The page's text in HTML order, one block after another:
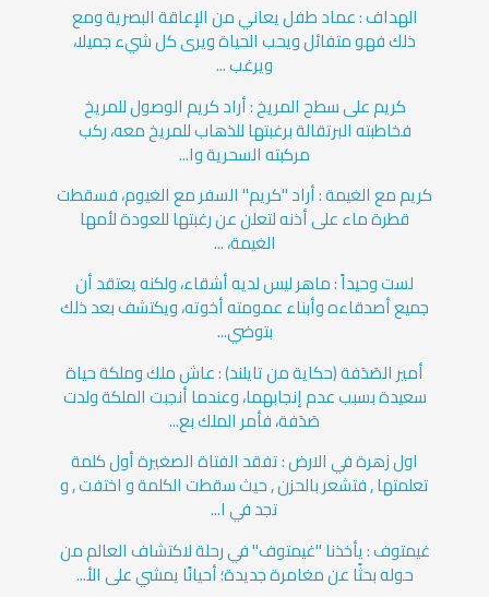
الهداف : عماد طفل يعاني من الإعاقة البصرية ومع
ذلك فهو متفائل ويحب الحياة ويرى كل شيء جميلا،
ويرغب ...
كريم على سطح المريخ : أراد كريم الوصول للمريخ
فخاطبته البرتقالة برغبتها للذهاب للمريخ معه، ركب
مركبته السحرية وا...
كريم مع الغيمة : أراد "كريم" السفر مع الغيوم، فسقطت
قطرة ماء على أذنه لتعلن عن رغبتها للعودة لأمها
الغيمة، ...
لست وحيداً : ماهر ليس لديه أشقاء، ولكنه يعتقد أن
جميع أصدقاءه وأبناء عمومته أخوته، ويكتشف بعد ذلك
بتوضي...
أمير الصَدَفة (حكاية من تايلند) : عاش ملك وملكة حياة
سعيدة بسبب عدم إنجابهما، وعندما أنجبت الملكة ولدت
صَدَفة، فأمر الملك بع...
اول زهرة في الارض : تفقد الفتاة الصغيرة أول كلمة
تعلمتها , فتشعر بالحزن , حيث سقطت الكلمة و اختفت , و
تجد في ا...
غيمتوف : يأخذنا "غيمتوف" في رحلة لاكتشاف العالم من
حوله بحثًا عن مغامرة جديدة؛ أحيانًا يمشي على الأ...